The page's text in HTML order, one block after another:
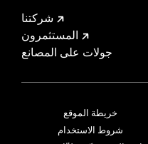
شركتنا
المستثمرون
جولات على المصانع
خريطة الموقع
شروط الاستخدام